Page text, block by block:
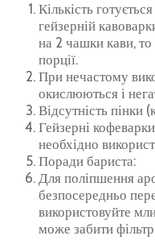
Кількість
гейзерній
на 2 чашки кави, то
порції.
При нечастому
окислюються і
Відсутність пінки
Гейзерні
необхідно
Поради бариста:
Для поліпшення
безпосередньо
використовуйте
може забити